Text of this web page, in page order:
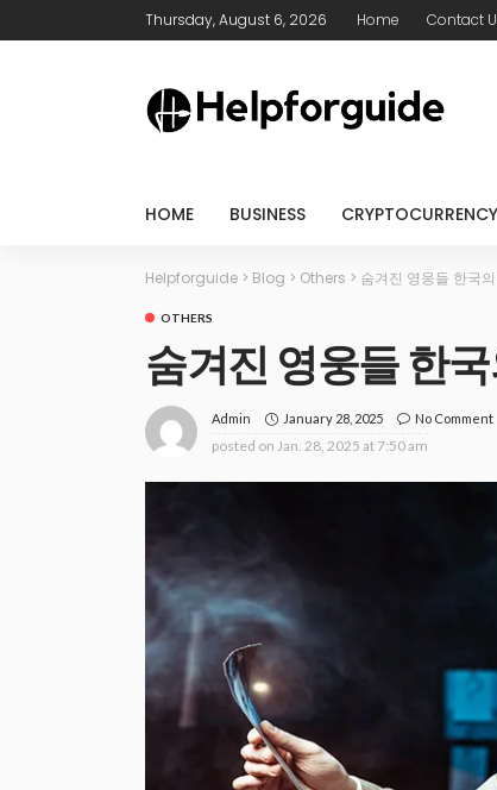
Thursday, August 6, 2026 Home Contact
HOME BUSINESS CRYPTOCURRENCY
Helpforguide > Blog > Others > 숨겨진 영웅들 한국
OTHERS
숨겨진 영웅들 한
Admin January 28, 2025 No Comment
posted on Jan. 28, 2025 at 7:50 am